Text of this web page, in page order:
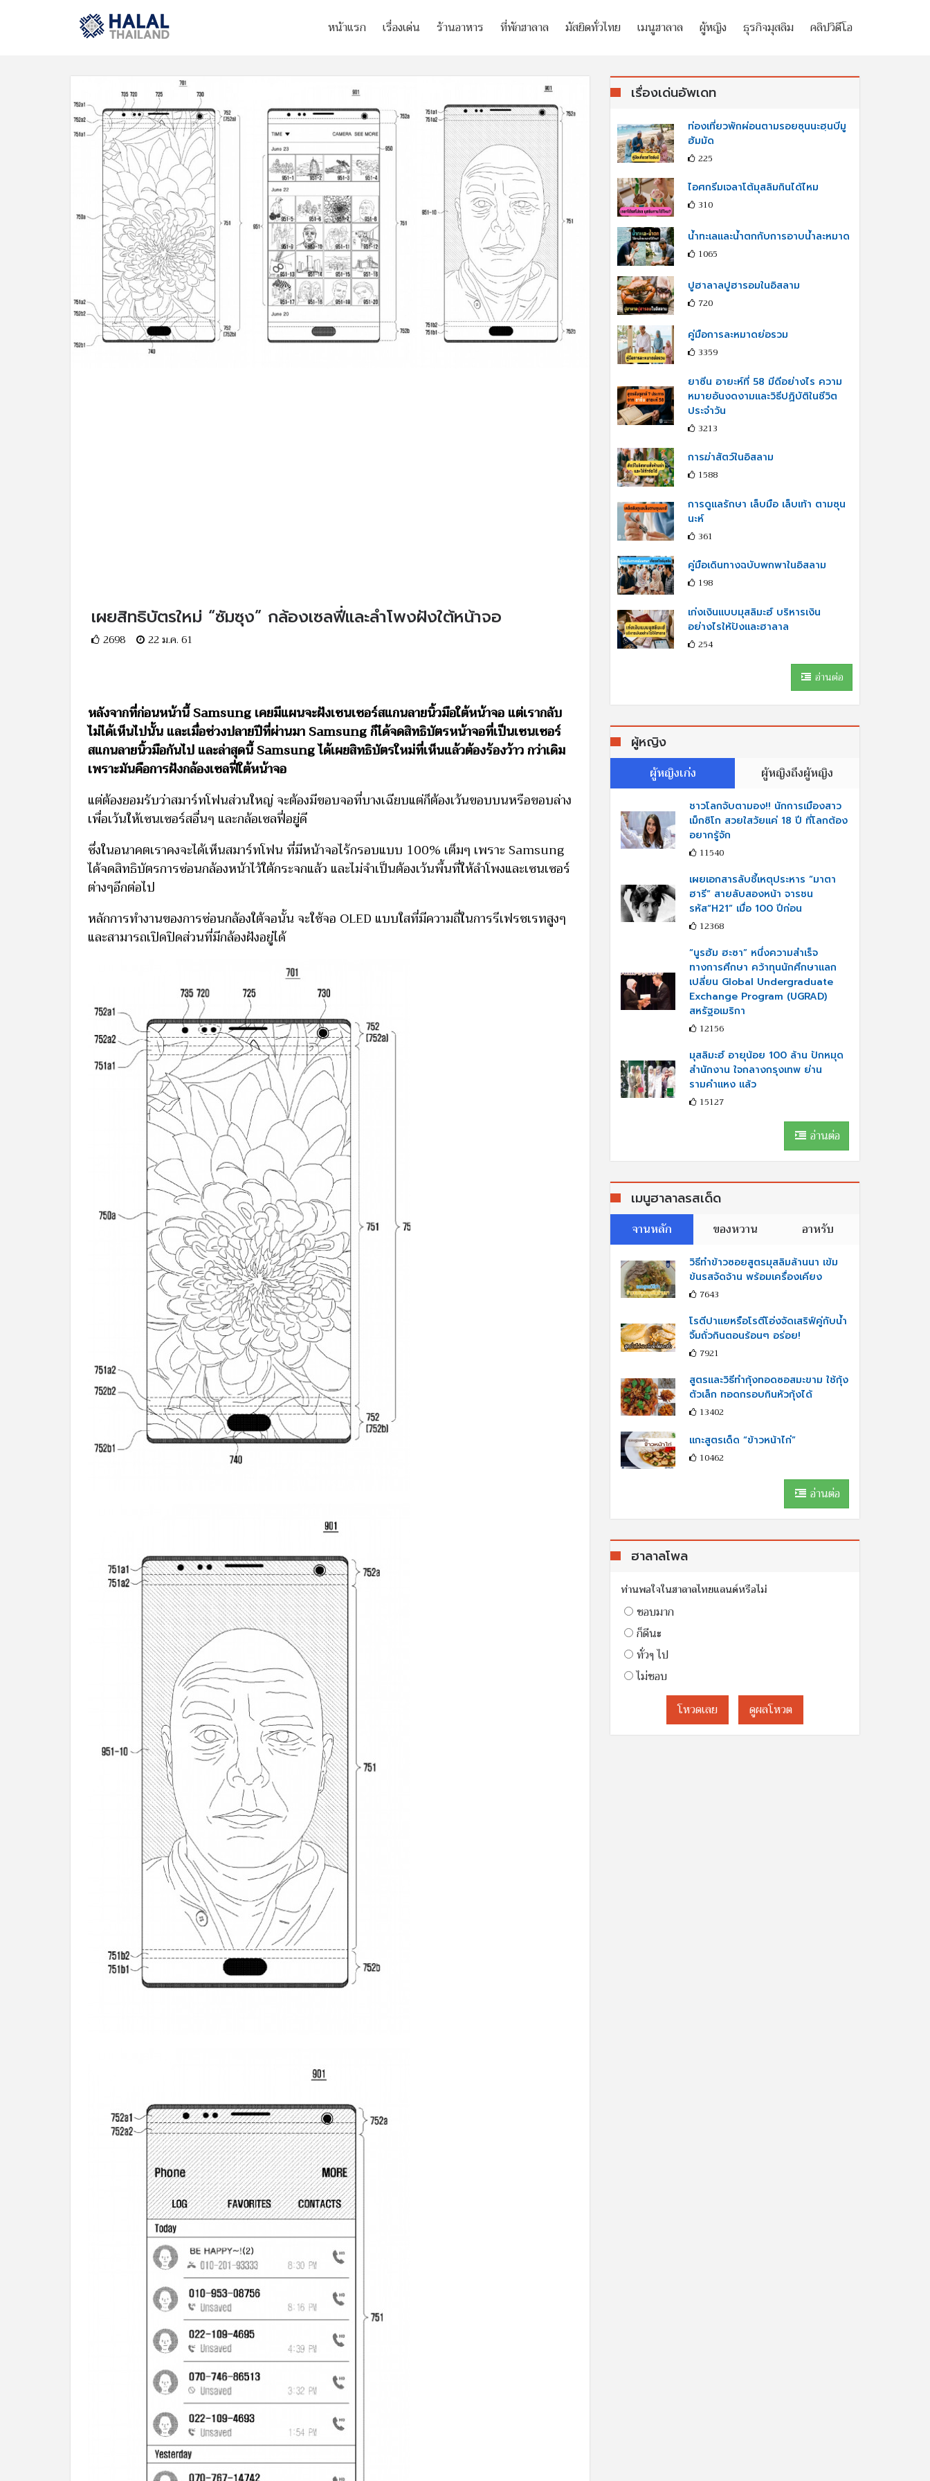
หน้าแรก เรื่องเด่น ร้านอาหาร ที่พักฮาลาล มัสยิดทั่วไทย เมนูฮาลาล ผู้หญิง ธุรกิจมุสลิม คลิปวิดีโอ
เผยสิทธิบัตรใหม่ “ซัมซุง” กล้องเซลฟี่และลำโพงฝังใต้หน้าจอ
2698 22 ม.ค. 61
หลังจากที่ก่อนหน้านี้ Samsung เคยมีแผนจะฝังเซนเซอร์สแกนลายนิ้วมือใต้หน้าจอ แต่เรากลับ
ไม่ได้เห็นไปนั้น และเมื่อช่วงปลายปีที่ผ่านมา Samsung ก็ได้จดสิทธิบัตรหน้าจอที่เป็นเซนเซอร์
สแกนลายนิ้วมือกันไป และล่าสุดนี้ Samsung ได้เผยสิทธิบัตรใหม่ที่เห็นแล้วต้องร้องว้าว กว่าเดิม
เพราะมันคือการฝังกล้องเซลฟี่ใต้หน้าจอ
แต่ต้องยอมรับว่าสมาร์ทโฟนส่วนใหญ่ จะต้องมีขอบจอที่บางเฉียบแต่ก็ต้องเว้นขอบบนหรือขอบล่าง
เพื่อเว้นให้เซนเซอร์สอื่นๆ และกล้อเซลฟี่อยู่ดี
ซึ่งในอนาคตเราคงจะได้เห็นสมาร์ทโฟน ที่มีหน้าจอไร้กรอบแบบ 100% เต็มๆ เพราะ Samsung
ได้จดสิทธิบัตรการซ่อนกล้องหน้าไว้ใต้กระจกแล้ว และไม่จำเป็นต้องเว้นพื้นที่ให้ลำโพงและเซนเซอร์
ต่างๆอีกต่อไป
หลักการทำงานของการซ่อนกล้องใต้จอนั้น จะใช้จอ OLED แบบใสที่มีความถี่ในการรีเฟรชเรทสูงๆ
และสามารถเปิดปิดส่วนที่มีกล้องฝังอยู่ได้
เรื่องเด่นอัพเดท
ท่องเที่ยวพักผ่อนตามรอยซุนนะฮฺนบีมู
ฮัมมัด
225
ไอศกรีมเจลาโต้มุสลิมกินได้ไหม
310
น้ำทะเลและน้ำตกกับการอาบน้ำละหมาด
1065
ปูฮาลาลปูฮารอมในอิสลาม
720
คู่มือการละหมาดย่อรวม
3359
ยาซีน อายะห์ที่ 58 มีดีอย่างไร ความ
หมายอันงดงามและวิธีปฏิบัติในชีวิต
ประจำวัน
3213
การฆ่าสัตว์ในอิสลาม
1588
การดูแลรักษา เล็บมือ เล็บเท้า ตามซุน
นะห์
361
คู่มือเดินทางฉบับพกพาในอิสลาม
198
เก่งเงินแบบมุสลิมะฮ์ บริหารเงิน
อย่างไรให้ปังและฮาลาล
254
อ่านต่อ
ผู้หญิง
ผู้หญิงเก่ง
ผู้หญิงถึงผู้หญิง
ชาวโลกจับตามอง!! นักการเมืองสาว
เม็กซิโก สวยใสวัยแค่ 18 ปี ที่โลกต้อง
อยากรู้จัก
11540
เผยเอกสารลับชี้เหตุประหาร “มาตา
ฮารี” สายลับสองหน้า จารชน
รหัส“H21” เมื่อ 100 ปีก่อน
12368
“นูรฮัม ฮะซา” หนึ่งความสำเร็จ
ทางการศึกษา คว้าทุนนักศึกษาแลก
เปลี่ยน Global Undergraduate
Exchange Program (UGRAD)
สหรัฐอเมริกา
12156
มุสลิมะฮ์ อายุน้อย 100 ล้าน ปักหมุด
สำนักงาน ใจกลางกรุงเทพ ย่าน
รามคำแหง แล้ว
15127
อ่านต่อ
เมนูฮาลาลรสเด็ด
จานหลัก
ของหวาน อาหรับ
วิธีทำข้าวซอยสูตรมุสลิมล้านนา เข้ม
ข้นรสจัดจ้าน พร้อมเครื่องเคียง
7643
โรตีปาแยหรือโรตีโอ่งจัดเสริฟ์คู่กับนํ้า
จิ้มถั่วกินตอนร้อนๆ อร่อย!
7921
สูตรและวิธีทำกุ้งทอดซอสมะขาม ใช้กุ้ง
ตัวเล็ก ทอดกรอบกินหัวกุ้งได้
13402
แกะสูตรเด็ด “ข้าวหน้าไก่”
10462
อ่านต่อ
ฮาลาลโพล
ท่านพอใจในฮาลาลไทยแลนด์หรือไม่
ชอบมาก
ก็ดีนะ
ทั่วๆ ไป
ไม่ชอบ
โหวดเลย
ดูผลโหวต